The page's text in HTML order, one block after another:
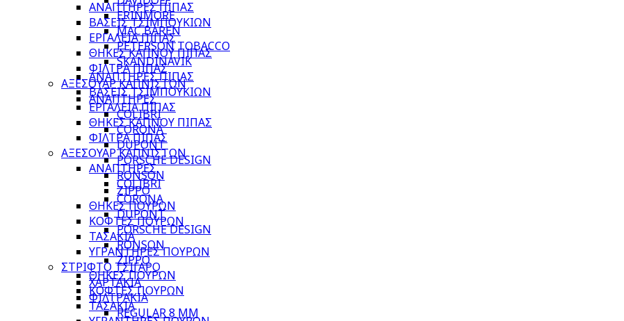
ΑΝΑΠΤΗΡΕΣ ΠΙΠΑΣ
ΒΑΣΕΙΣ ΤΣΙΜΠΟΥΚΙΩΝ
ΕΡΓΑΛΕΙΑ ΠΙΠΑΣ
ΘΗΚΕΣ ΚΑΠΝΟΥ ΠΙΠΑΣ
ΦΙΛΤΡΑ ΠΙΠΑΣ
ΑΞΕΣΟΥΑΡ ΚΑΠΝΙΣΤΩΝ
ΑΝΑΠΤΗΡΕΣ
COLIBRI
CORONA
DUPONT
PORSCHE DESIGN
RONSON
ZIPPO
ΘΗΚΕΣ ΠΟΥΡΩΝ
ΚΟΦΤΕΣ ΠΟΥΡΩΝ
ΤΑΣΑΚΙΑ
ΥΓΡΑΝΤΗΡΕΣ ΠΟΥΡΩΝ
ΣΤΡΙΦΤΟ ΤΣΙΓΑΡΟ
ΧΑΡΤΑΚΙΑ
ΦΙΛΤΡΑΚΙΑ
REGULAR 8 MM
ERINMORE
MAC BAREN
PETERSON TOBACCO
SKANDINAVIK
ΑΝΑΠΤΗΡΕΣ ΠΙΠΑΣ
ΒΑΣΕΙΣ ΤΣΙΜΠΟΥΚΙΩΝ
ΕΡΓΑΛΕΙΑ ΠΙΠΑΣ
ΘΗΚΕΣ ΚΑΠΝΟΥ ΠΙΠΑΣ
ΦΙΛΤΡΑ ΠΙΠΑΣ
ΑΞΕΣΟΥΑΡ ΚΑΠΝΙΣΤΩΝ
ΑΝΑΠΤΗΡΕΣ
COLIBRI
CORONA
DUPONT
PORSCHE DESIGN
RONSON
ZIPPO
ΘΗΚΕΣ ΠΟΥΡΩΝ
ΚΟΦΤΕΣ ΠΟΥΡΩΝ
ΤΑΣΑΚΙΑ